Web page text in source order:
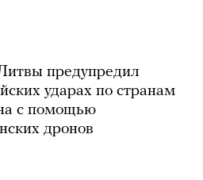
предупредил
ударах по странам
с помощью
дронов